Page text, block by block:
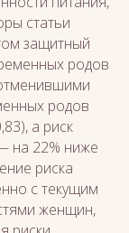
статьи
защитный
родов
родов
а риск
на 22% ниже
риска
с текущим
женщин,